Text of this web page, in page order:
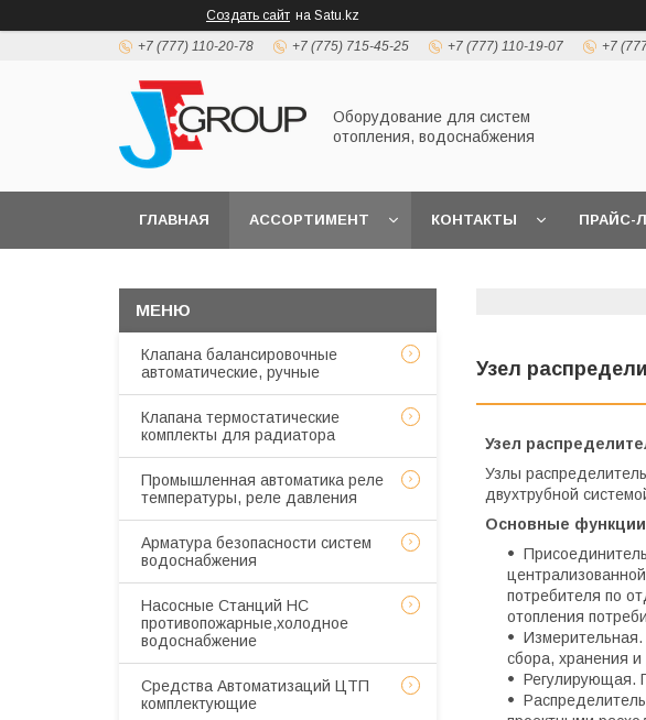
Создать сайт на Satu.kz
+7 (777) 110-20-78 +7 (775) 715-45-25 +7 (777) 110-19-07 +7
Оборудование для систем
отопления, водоснабжения
ГЛАВНАЯ АССОРТИМЕНТ КОНТАКТЫ ПРАЙС-
Узел
Узел
Узлы
двухтрубной
Основные функции
потребителя по
отопления
Измерительная.
сбора, хранения
Регулирующая.
Клапана балансировочные
автоматические, ручные
Клапана термостатические
комплекты для радиатора
Промышленная автоматика реле
температуры, реле давления
Арматура безопасности систем
водоснабжения
Насосные Станций НС
противопожарные,холодное
водоснабжение
Средства Автоматизаций ЦТП
комплектующие